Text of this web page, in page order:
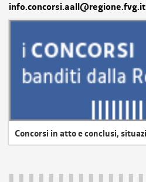
info.concorsi.aall@regione.fvg.it
Concorsi in atto e conclusi,